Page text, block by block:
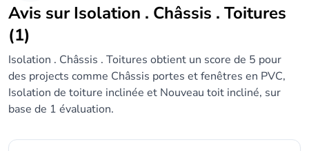
Avis sur Isolation . Châssis . Toitures
(1)
Isolation . Châssis . Toitures obtient un score de 5 pour
des projects comme Châssis portes et fenêtres en PVC,
Isolation de toiture inclinée et Nouveau toit incliné, sur
base de 1 évaluation.